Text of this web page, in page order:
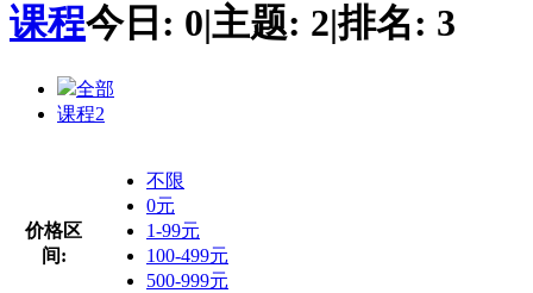
课程今日: 0|主题: 2|排名: 3
全部
课程2
价格区
间:
不限
0元
1-99元
100-499元
500-999元